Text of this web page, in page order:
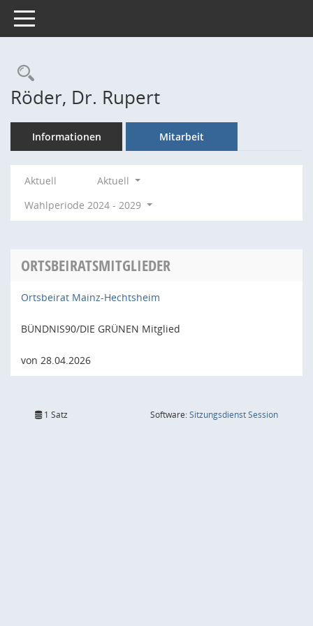
Toggle navigation
Rechercheauswahl
Röder, Dr. Rupert
Informationen Mitarbeit
Aktuell
Aktuell
Wahlperiode 2024 - 2029
ORTSBEIRATSMITGLIEDER
Ortsbeirat Mainz-Hechtsheim
BÜNDNIS90/DIE GRÜNEN Mitglied
von 28.04.2026
1 Satz Software:SitzungsdienstSession(Wird in